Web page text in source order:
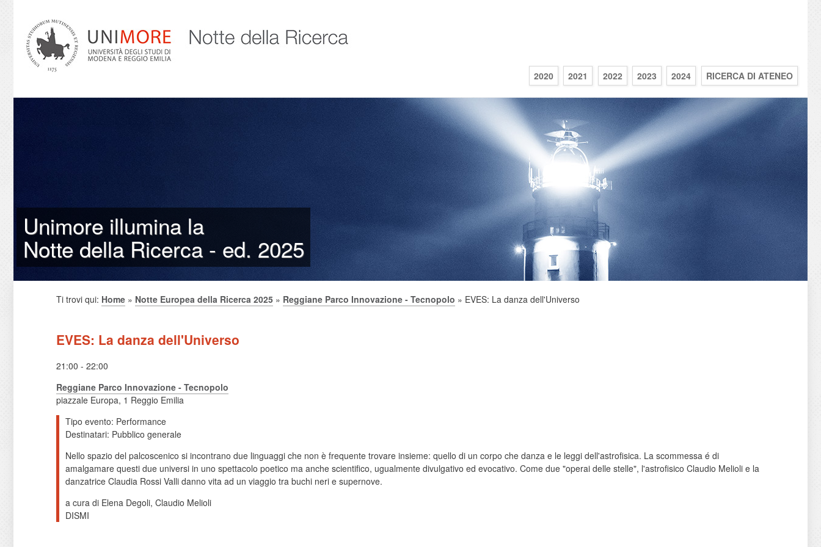
2020 2021 2022 2023 2024 RICERCA DI ATENEO
Unimore illumina la
Notte della Ricerca - ed. 2025
Ti trovi qui: Home » Notte Europea della Ricerca 2025 » Reggiane Parco Innovazione - Tecnopolo » EVES: La danza dell'Universo
EVES: La danza dell'Universo
21:00 - 22:00
Reggiane Parco Innovazione - Tecnopolo
piazzale Europa, 1 Reggio Emilia
Tipo evento: Performance
Destinatari: Pubblico generale
Nello spazio del palcoscenico si incontrano due linguaggi che non è frequente trovare insieme: quello di un corpo che danza e le leggi dell'astrofisica. La scommessa é di
amalgamare questi due universi in uno spettacolo poetico ma anche scientifico, ugualmente divulgativo ed evocativo. Come due "operai delle stelle", l'astrofisico Claudio Melioli e la
danzatrice Claudia Rossi Valli danno vita ad un viaggio tra buchi neri e supernove.
a cura di Elena Degoli, Claudio Melioli
DISMI